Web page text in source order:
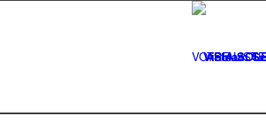
Vietnam
VOTRE LISTE